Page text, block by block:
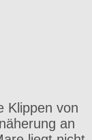
Klippen von
an